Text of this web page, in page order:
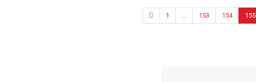
1 ... 153 154 155